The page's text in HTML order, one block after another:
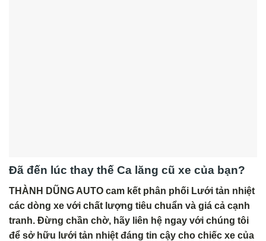
Đã đến lúc thay thế Ca lăng cũ xe của bạn?
THÀNH DŨNG AUTO cam kết phân phối Lưới tản nhiệt
các dòng xe với chất lượng tiêu chuẩn và giá cả cạnh
tranh. Đừng chần chờ, hãy liên hệ ngay với chúng tôi
để sở hữu lưới tản nhiệt đáng tin cậy cho chiếc xe của